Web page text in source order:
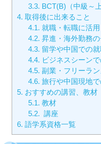
3.3. BCT(B)（中級～
4. 取得後に出来ること
4.1. 就職・転職に活用
4.2. 昇進・海外勤務
4.3. 留学や中国での
4.4. ビジネスシーン
4.5. 副業・フリーラ
4.6. 旅行や中国現地
5. おすすめの講習、教材
5.1. 教材
5.2. 講座
6. 語学系資格一覧